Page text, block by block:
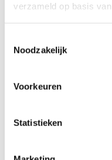
verzameld op basis
Noodzakelijk
Voorkeuren
Statistieken